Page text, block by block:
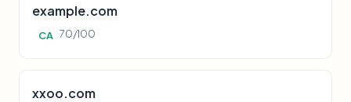
example.com
CA 70/100
xxoo.com